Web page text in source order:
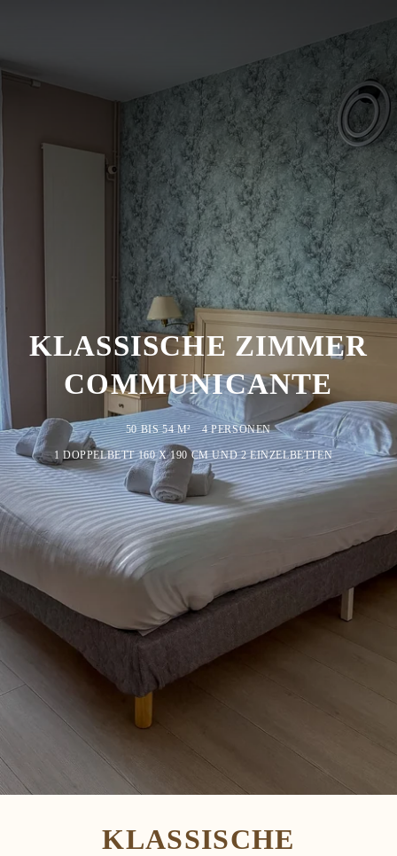
KLASSISCHE ZIMMER
COMMUNICANTE
50 BIS 54 M² 4 PERSONEN
1 DOPPELBETT 160 X 190 CM UND 2 EINZELBETTEN
KLASSISCHE